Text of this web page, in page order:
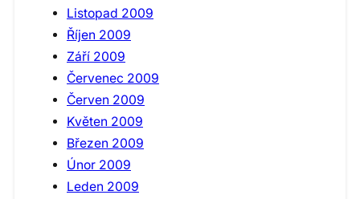
Listopad 2009
Říjen 2009
Září 2009
Červenec 2009
Červen 2009
Květen 2009
Březen 2009
Únor 2009
Leden 2009